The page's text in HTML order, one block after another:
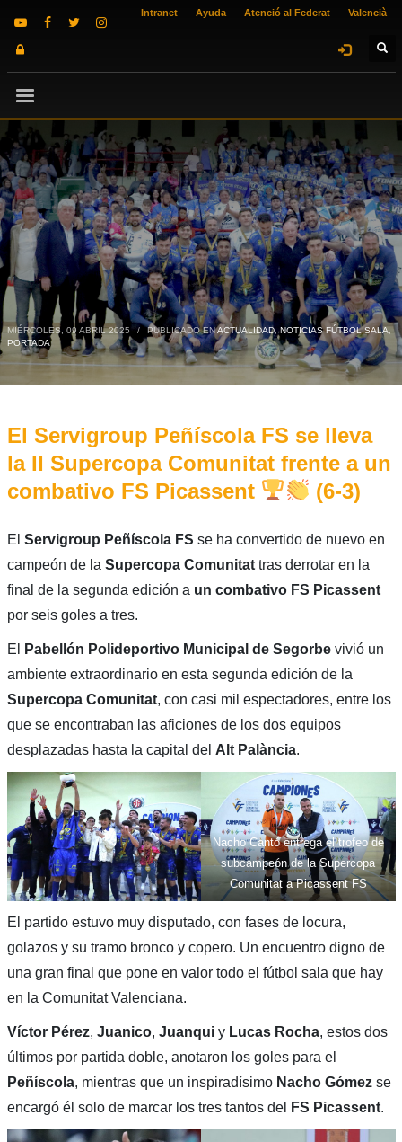
Intranet Ayuda Atenció al Federat Valencià
MIÉRCOLES, 09 ABRIL 2025 / PUBLICADO ENACTUALIDAD,NOTICIAS FÚTBOL SALA
PORTADA
El Servigroup Peñíscola FS se lleva
la II Supercopa Comunitat frente a un
combativo FS Picassent
(6-3)
El Servigroup Peñíscola FS se ha convertido de nuevo en
campeón de la Supercopa Comunitattras derrotar en la
final de la segunda edición a un combativo FS Picassent
por seis goles a tres.
El Pabellón Polideportivo Municipal de Segorbevivió un
ambiente extraordinario en esta segunda edición de la
Supercopa Comunitat, con casi mil espectadores, entre los
que se encontraban las aficiones de los dos equipos
desplazadas hasta la capital del Alt Palància.
Nacho Cantó entrega el trofeo de
subcampeón de la Supercopa
Comunitat a Picassent FS
El partido estuvo muy disputado, con fases de locura,
golazos y su tramo bronco y copero. Un encuentro digno de
una gran final que pone en valor todo el fútbol sala que hay
en la Comunitat Valenciana.
Víctor Pérez, Juanico, Juanquiy Lucas Rocha, estos dos
últimos por partida doble, anotaron los goles para el
Peñíscola, mientras que un inspiradísimo Nacho Gómez se
encargó él solo de marcar los tres tantos del
FS Picassent.